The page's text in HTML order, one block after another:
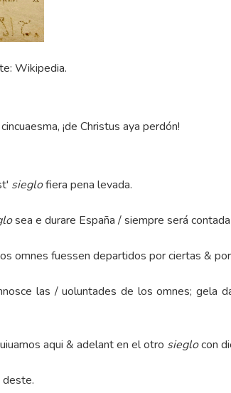
Wikipedia.
¡de Christus aya perdón!
sieglofiera pena levada.
sea e durare España / siempre será
omnes fuessen departidos por ciertas &
las / uoluntades de los omnes; gela
aqui & adelant en el otro sieglocon